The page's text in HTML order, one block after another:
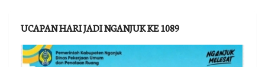
UCAPAN HARI JADI NGANJUK KE 1089